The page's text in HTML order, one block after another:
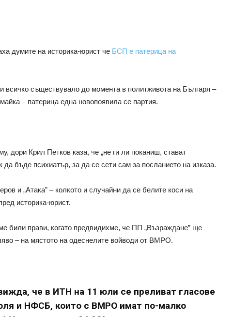
думите на историка-юрист че БСП е патерица на
всичко съществувало до момента в политживота на Българя –
– патерица една новопоявила се партия.
дори Крил Петков каза, че „не ги ли поканиш, стават
да бъде психиатър, за да се сети сам за посланието на изказа.
и „Атака” – колкото и случайни да се белите коси на
историка-юрист.
били прави, когато предвидихме, че ПП „Възраждане” ще
– на мястото на одеснелите войводи от ВМРО.
че в ИТН на 11 юли се преливат гласове
и НФСБ, които с ВМРО имат по-малко